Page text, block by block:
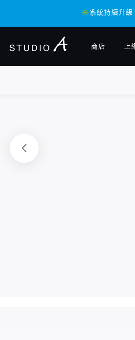
✳️系統持續升級
✳️系統持續升級
商店 上